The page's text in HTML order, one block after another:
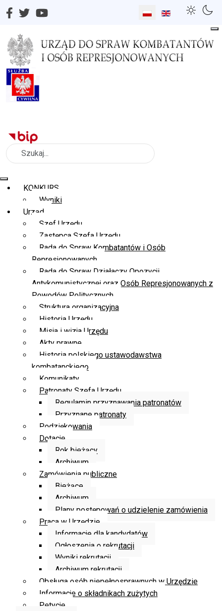
Wybierz swój język
Szukaj
KONKURS
Wyniki
Urząd
Szef Urzędu
Zastępca Szefa Urzędu
Rada do Spraw Kombatantów i Osób
Represjonowanych
Rada do Spraw Działaczy Opozycji
Antykomunistycznej oraz Osób Represjonowanych z
Powodów Politycznych
Struktura organizacyjna
Historia Urzędu
Misja i wizja Urzędu
Akty prawne
Historia polskiego ustawodawstwa
kombatanckiego
Komunikaty
Patronaty Szefa Urzędu
Regulamin przyznawania patronatów
Przyznane patronaty
Podziękowania
Dotacje
Rok bieżący
Archiwum
Zamówienia publiczne
Bieżące
Archiwum
Plany postępowań o udzielenie zamówienia
Praca w Urzędzie
Informacje dla kandydatów
Ogłoszenia o rekrutacji
Wyniki rekrutacji
Archiwum rekrutacji
Obsługa osób niepełnosprawnych w Urzędzie
Informacje o składnikach zużytych
Petycje